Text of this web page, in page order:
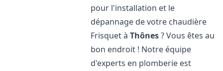
pour l'installation et le
dépannage de votre chaudière
Frisquet àThônes? Vous êtes au
bon endroit ! Notre équipe
d'experts en plomberie est